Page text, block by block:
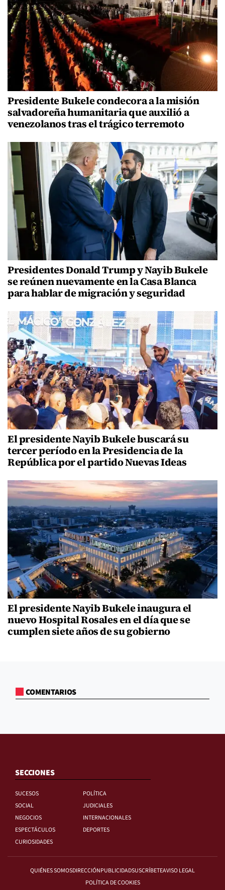
Presidente Bukele condecora a la misión
salvadoreña humanitaria que auxilió a
venezolanos tras el trágico terremoto
Presidentes Donald Trump y Nayib Bukele
se reúnen nuevamente en la Casa Blanca
para hablar de migración y seguridad
El presidente Nayib Bukele buscará su
tercer período en la Presidencia de la
República por el partido Nuevas Ideas
El presidente Nayib Bukele inaugura el
nuevo Hospital Rosales en el día que se
cumplen siete años de su gobierno
COMENTARIOS
SECCIONES
SUCESOS
POLÍTICA
SOCIAL
JUDICIALES
NEGOCIOS
INTERNACIONALES
ESPECTÁCULOS
DEPORTES
CURIOSIDADES
QUIÉNES SOMOSDIRECCIÓNPUBLICIDADSUSCRÍBETEAVISO LEGAL
POLÍTICA DE COOKIES